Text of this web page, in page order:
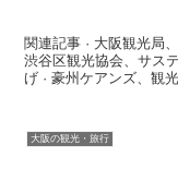
関連記事 · 大阪観光局
渋谷区観光協会、サス
げ · 豪州ケアンズ、観
大阪の観光・旅行